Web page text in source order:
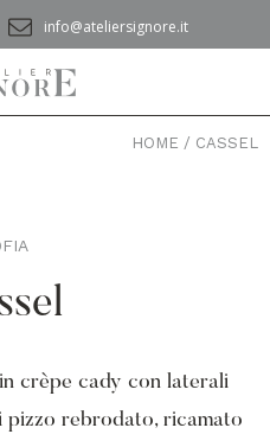
info@ateliersignore.it
HOME / CASSEL
crèpe cady con laterali
rebrodato, ricamato